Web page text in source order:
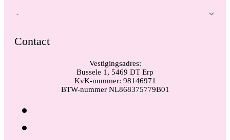
Contact
Vestigingsadres:
Bussele 1, 5469 DT Erp
KvK-nummer: 98146971
BTW-nummer NL868375779B01